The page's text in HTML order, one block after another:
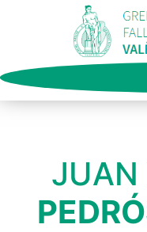
JUAN